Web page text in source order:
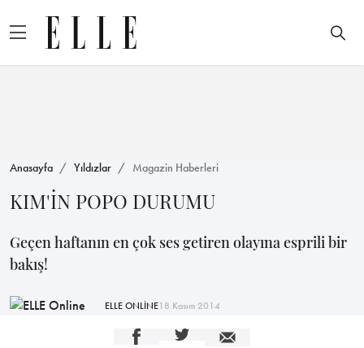
Anasayfa Yıldızlar Magazin Haberleri
KIM'İN POPO DURUMU
Geçen haftanın en çok ses getiren olayına esprili bir
bakış!
ELLE ONLİNE18 Kasım 2014